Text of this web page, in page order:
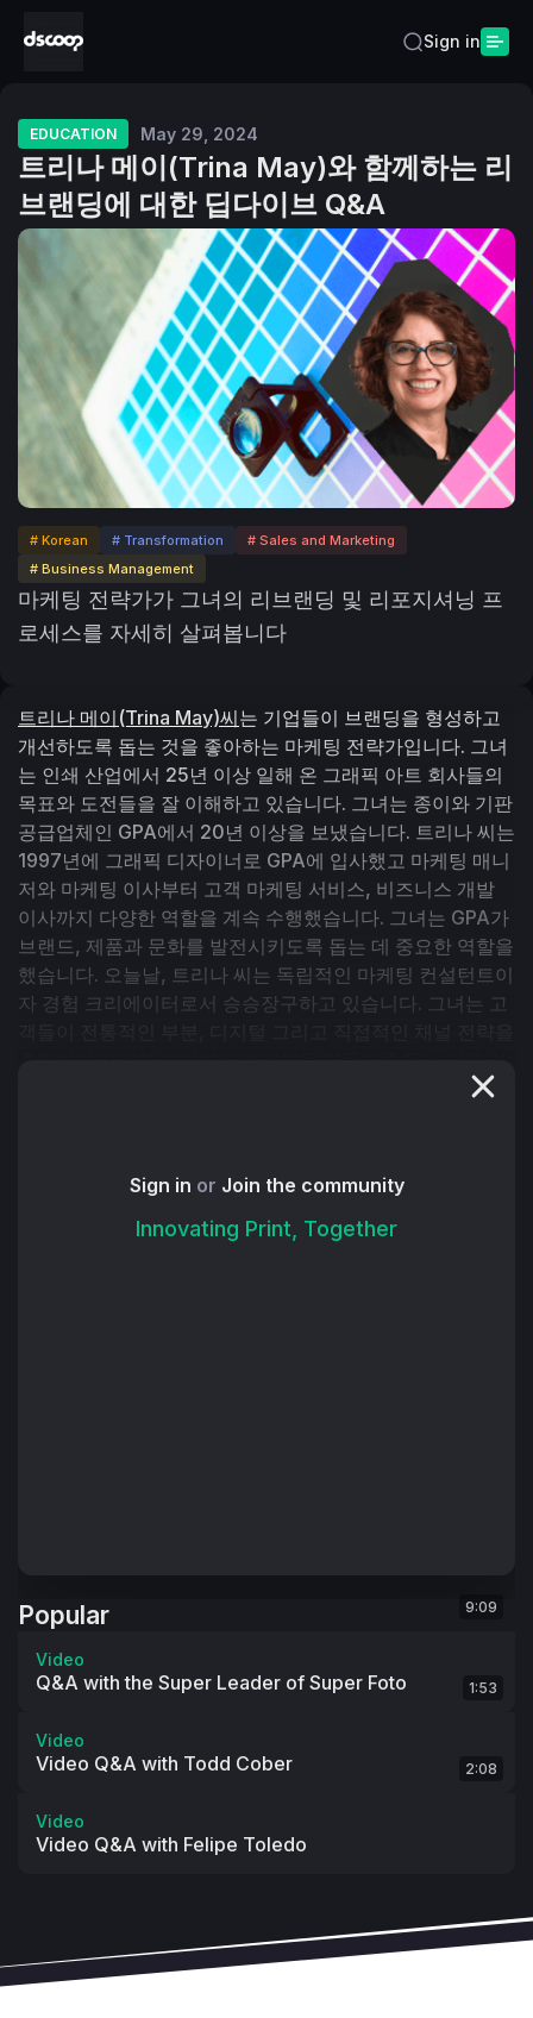
Sign in
EDUCATION May 29, 2024
트리나 메이(Trina May)와 함께하는 리
브랜딩에 대한 딥다이브 Q&A
# Korean # Transformation
# Sales and Marketing
# Business Management
마케팅 전략가가 그녀의 리브랜딩 및 리포지셔닝 프
로세스를 자세히 살펴봅니다
트리나 메이(Trina May)씨는 기업들이 브랜딩을 형성하고
개선하도록 돕는 것을 좋아하는 마케팅 전략가입니다. 그녀
는 인쇄 산업에서 25년 이상 일해 온 그래픽 아트 회사들의
목표와 도전들을 잘 이해하고 있습니다. 그녀는 종이와 기판
공급업체인 GPA에서 20년 이상을 보냈습니다. 트리나 씨는
1997년에 그래픽 디자이너로 GPA에 입사했고 마케팅 매니
저와 마케팅 이사부터 고객 마케팅 서비스, 비즈니스 개발
이사까지 다양한 역할을 계속 수행했습니다. 그녀는 GPA가
브랜드, 제품과 문화를 발전시키도록 돕는 데 중요한 역할을
했습니다. 오늘날, 트리나 씨는 독립적인 마케팅 컨설턴트이
자 경험 크리에이터로서 승승장구하고 있습니다. 그녀는 고
을 탐구하
리브랜딩고 리포지셔닝하기 위해 최근에 몇몇 프린터들과
함께 일하고 있습니다. 그녀는 그러한 노력들을 가이드하기
위해 그녀가 사용하는 리브랜딩 과정의 큰 개요를 디스쿱
게 되어 기쁩니다.
D: 프린터가 리브랜딩과 리포지셔닝에 가장 잘 접근할 수 있
는 방법에 대해서 몇 가지 더 깊은 지점에 들어가기 전에, 저
희는 먼저 당신에게 대해 개인적으로 몇 가지 질문을 드리고
공유하고 다른 사람들의 열정과 에너지를 강조하고자
미디어에서 정기적으로 하고 있는 활동에 진정한 열정을 가
참여하면서, 무엇이 당신에게 동기부여가 되고 있나요?
솔직히, 이건 성격에 관한 거라고 생각해요. 저는 그들이
잘 살펴보고 있는 회사를 볼 때 기분이 좋아집니다. 저는 회
사를 한 개인의 "페르소나"로서 만드는 것이 아니라, 회사
문화 전체를 더 잘 이해하고 회사로서 여러분이 누구인지 확
Sign in or Join the community
Innovating Print, Together
Popular 9:09
Video
Q&A with the Super Leader of Super Foto 1:53
Video
Video Q&A with Todd Cober 2:08
Video
Video Q&A with Felipe Toledo